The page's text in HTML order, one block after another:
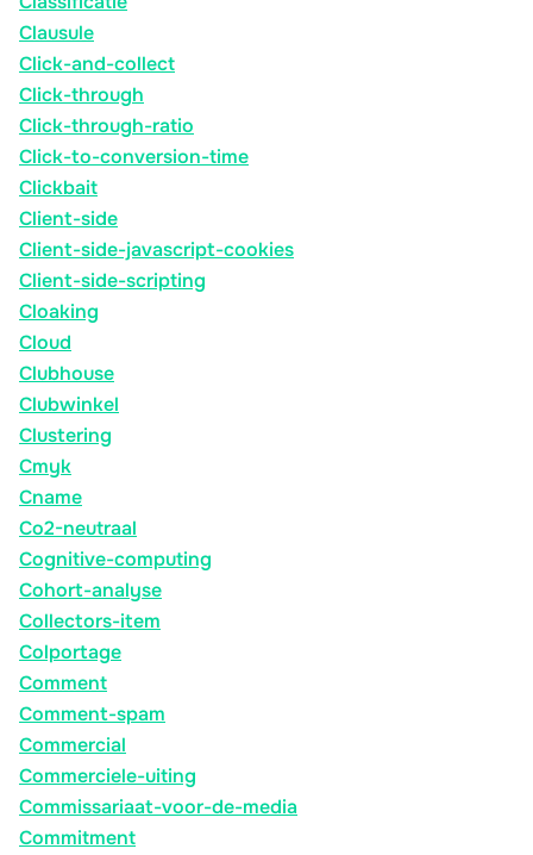
Clausule
Click-and-collect
Click-through
Click-through-ratio
Click-to-conversion-time
Clickbait
Client-side
Client-side-javascript-cookies
Client-side-scripting
Cloaking
Cloud
Clubhouse
Clubwinkel
Clustering
Cmyk
Cname
Co2-neutraal
Cognitive-computing
Cohort-analyse
Collectors-item
Colportage
Comment
Comment-spam
Commercial
Commerciele-uiting
Commissariaat-voor-de-media
Commitment